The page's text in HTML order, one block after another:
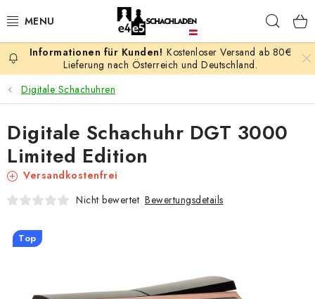
Inhalt
AKTION
SCHACHSPIELE
SCHACHFIGUREN
SCHACHBRETTER
SCHACHUHREN
SCHACHBÜCHER
SCHACH-ANTIQUITÄTENLADEN
Kostenloser Versand ab 80€
Lieferung nach Österreich und Deutschland.
Digitale Schachuhren
Digitale Schachuhr DGT 3000
Limited Edition
Versandkostenfrei
Nicht bewertet Bewertungsdetails
Top